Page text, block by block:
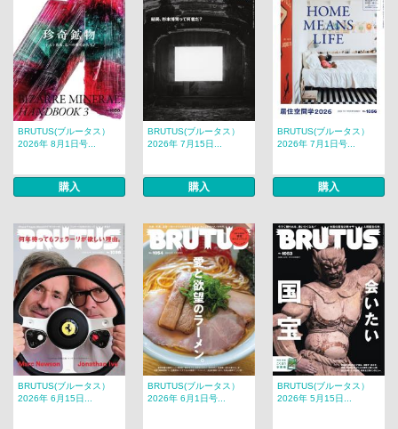
BRUTUS(ブルータス）
2026年 8月1日号...
購入
BRUTUS(ブルータス）
2026年 7月15日...
購入
BRUTUS(ブルータス）
2026年 7月1日号...
購入
BRUTUS(ブルータス）
2026年 6月15日...
BRUTUS(ブルータス）
2026年 6月1日号...
BRUTUS(ブルータス）
2026年 5月15日...